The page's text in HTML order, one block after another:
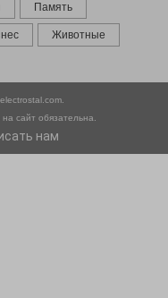
Память
Животные
electrostal.com.
сайт обязательна.
нам